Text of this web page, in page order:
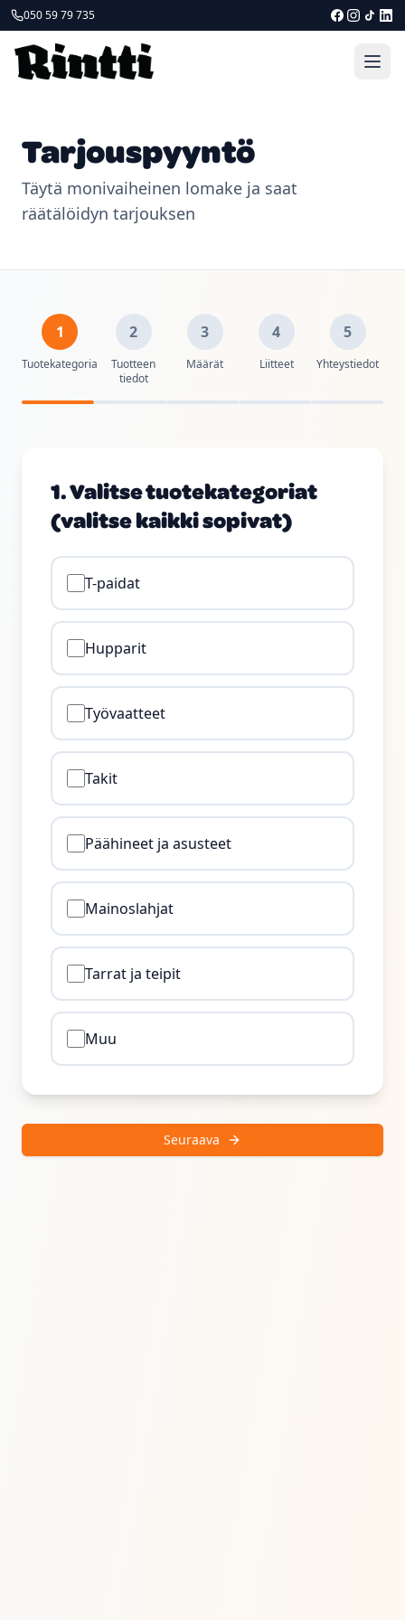
050 59 79 735
Tarjouspyyntö
Täytä monivaiheinen lomake ja saat
räätälöidyn tarjouksen
1
Tuotekategoria
2
Tuotteen
tiedot
3
Määrät
4
Liitteet
5
Yhteystiedot
1. Valitse tuotekategoriat
(valitse kaikki sopivat)
T-paidat
Hupparit
Työvaatteet
Takit
Päähineet ja asusteet
Mainoslahjat
Tarrat ja teipit
Muu
Seuraava